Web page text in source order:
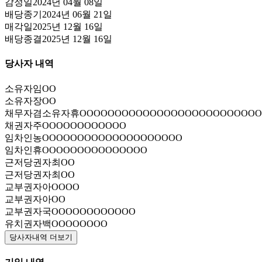
감정일2024년 04월 08일
배당종기 2024년 06월 21일
매각일2025년 12월 16일
배당종결2025년 12월 16일
당사자 내역
소유자임OO
소유자장OO
채무자겸소유자휴
채권자주OOOOOOOOOOOO
임차인농OOOOOOOOOOOOOOOOOOOO
임차인휴OOOOOOOOOOOOOOO
근저당권자최OO
근저당권자최OO
교부권자아OOOO
교부권자아OO
교부권자국OOOOOOOOOOOO
유치권자백OOOOOOOO
당사자내역 더보기